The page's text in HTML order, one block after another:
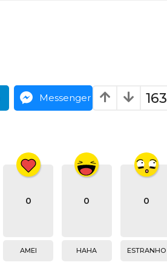
163
Messenger
0
AMEI
0
HAHA
0
ESTRANHO